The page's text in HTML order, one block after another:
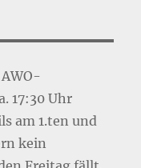
17:30 Uhr
am 1.ten und
kein